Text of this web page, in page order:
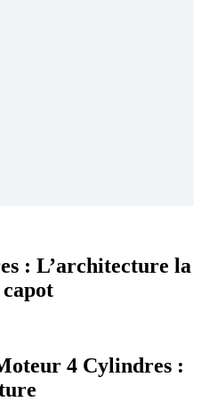
: L’architecture la
4 Cylindres :